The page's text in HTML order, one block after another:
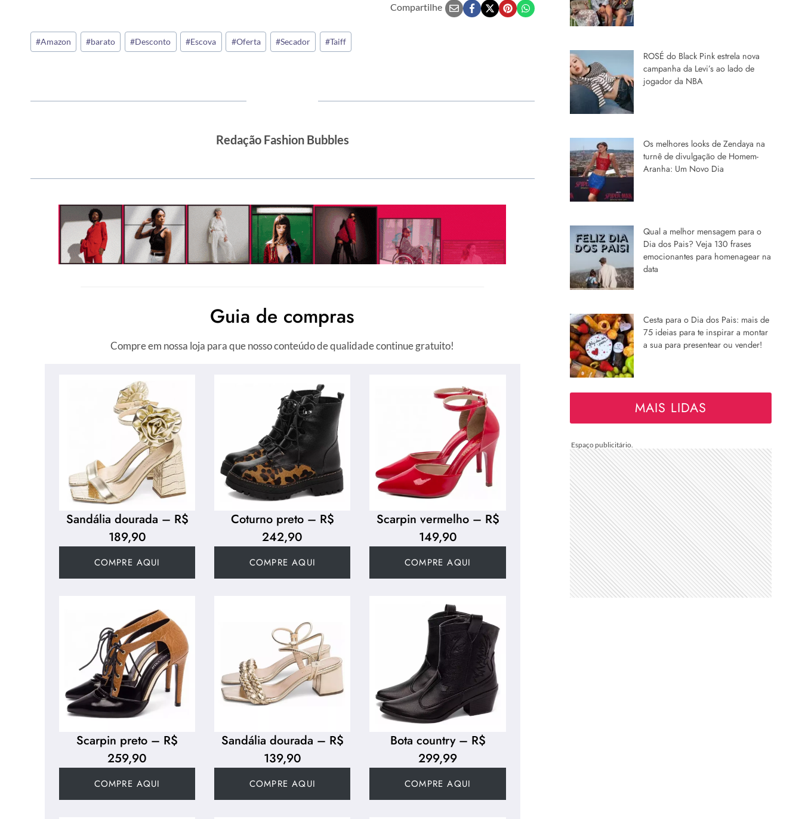
Compartilhe
Tags
do
#Amazon #barato #Desconto #Escova #Oferta #Secador #Taiff
Redação Fashion Bubbles
Guia de compras
Compre em nossa loja para que nosso conteúdo de qualidade continue gratuito!
Sandália dourada – R$
189,90
COMPRE AQUI
Coturno preto – R$
242,90
COMPRE AQUI
Scarpin vermelho – R$
149,90
COMPRE AQUI
Scarpin preto – R$
259,90
COMPRE AQUI
Sandália dourada – R$
139,90
COMPRE AQUI
Bota country – R$
299,99
COMPRE AQUI
ROSÉ do Black Pink estrela nova
campanha da Levi’s ao lado de
jogador da NBA
Os melhores looks de Zendaya na
turnê de divulgação de Homem-
Aranha: Um Novo Dia
Qual a melhor mensagem para o
Dia dos Pais? Veja 130 frases
emocionantes para homenagear na
data
Cesta para o Dia dos Pais: mais de
75 ideias para te inspirar a montar
a sua para presentear ou vender!
MAIS LIDAS